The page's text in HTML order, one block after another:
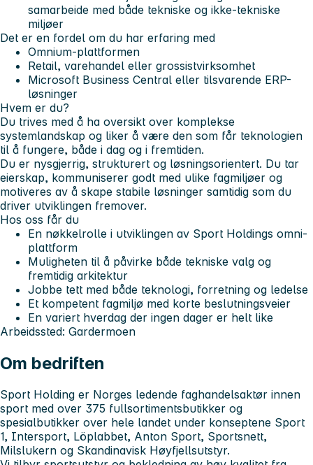
samarbeide med både tekniske og ikke-tekniske
miljøer
Det er en fordel om du har erfaring med
Omnium-plattformen
Retail, varehandel eller grossistvirksomhet
Microsoft Business Central eller tilsvarende ERP-
løsninger
Hvem er du?
Du trives med å ha oversikt over komplekse
systemlandskap og liker å være den som får teknologien
til å fungere, både i dag og i fremtiden.
Du er nysgjerrig, strukturert og løsningsorientert. Du tar
eierskap, kommuniserer godt med ulike fagmiljøer og
motiveres av å skape stabile løsninger samtidig som du
driver utviklingen fremover.
Hos oss får du
En nøkkelrolle i utviklingen av Sport Holdings omni-
plattform
Muligheten til å påvirke både tekniske valg og
fremtidig arkitektur
Jobbe tett med både teknologi, forretning og ledelse
Et kompetent fagmiljø med korte beslutningsveier
En variert hverdag der ingen dager er helt like
Arbeidssted: Gardermoen
Om bedriften
Sport Holding er Norges ledende faghandelsaktør innen
sport med over 375 fullsortimentsbutikker og
spesialbutikker over hele landet under konseptene Sport
1, Intersport, Löplabbet, Anton Sport, Sportsnett,
Milslukern og Skandinavisk Høyfjellsutstyr.